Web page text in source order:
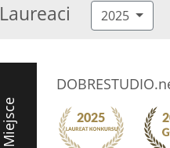
Laureaci 2025
Miejsce